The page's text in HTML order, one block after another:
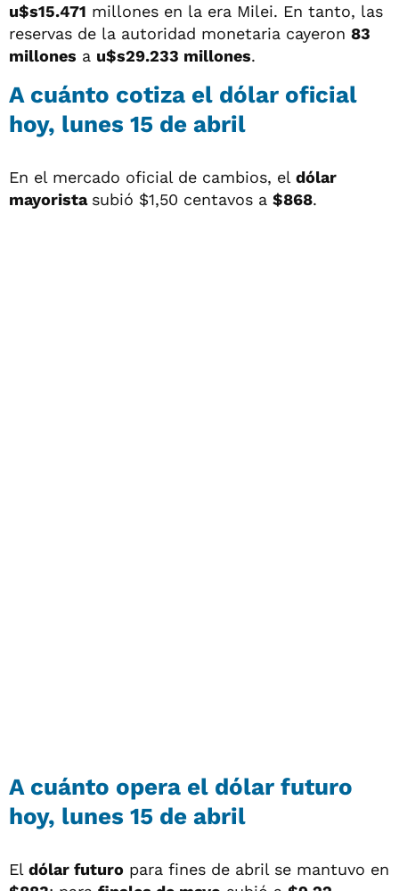
u$s15.471 millones en la era Milei. En tanto, las
reservas de la autoridad monetaria cayeron 83
millones a u$s29.233 millones.
A cuánto cotiza el dólar oficial
hoy, lunes 15 de abril
En el mercado oficial de cambios, el dólar
mayorista subió $1,50 centavos a $868.
A cuánto opera el dólar futuro
hoy, lunes 15 de abril
El dólar futuro para fines de abril se mantuvo en